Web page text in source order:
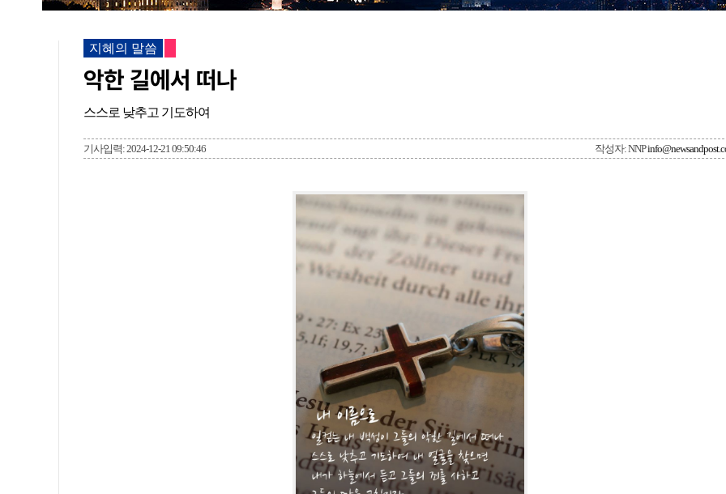
지혜의 말씀
악한 길에서 떠나
스스로 낮추고 기도하여
기사입력: 2024-12-21 09:50:46 작성자: NNP